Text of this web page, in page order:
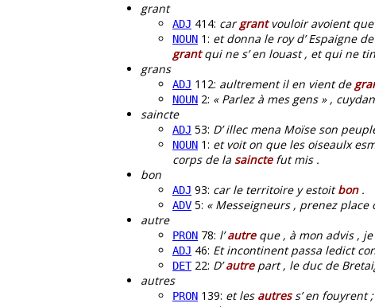
grant
ADJ 414: cargrantvouloir avoient que
NOUN 1: et donna le roy d’ Espaigne
grantqui ne s’ en louast , et qui ne
grans
ADJ 112: aultrement il en vient de
NOUN 2: « Parlez à mes gens » ,
saincte
ADJ 53: D’ illec mena Moïse son
NOUN 1: et voit on que les oiseaulx
corps de la sainctefut mis .
bon
ADJ 93: car le territoire y estoitbon.
ADV 5: « Messeigneurs , prenez place
autre
PRON 78: l’autreque , à mon advis ,
ADJ 46: Et incontinent passa ledict
DET22: D’autrepart , le duc de
autres
PRON 139: et les autress’ en fouyrent ;